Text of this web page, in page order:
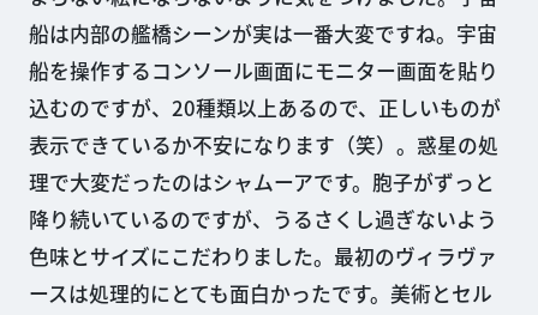
船は内部の艦橋シーンが実は一番大変ですね。宇宙
船を操作するコンソール画面にモニター画面を貼り
込むのですが、20種類以上あるので、正しいものが
表示できているか不安になります（笑）。惑星の処
理で大変だったのはシャムーアです。胞子がずっと
降り続いているのですが、うるさくし過ぎないよう
色味とサイズにこだわりました。最初のヴィラヴァ
ースは処理的にとても面白かったです。美術とセル